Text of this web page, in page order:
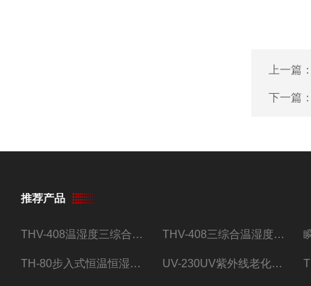
上一篇
下一篇
推荐产品
THV-408温湿度三综合试验箱 THV-408三综合温湿度振动试验箱
TH-80步入式恒温恒湿试验房 UV-230UV紫外线老化试验箱